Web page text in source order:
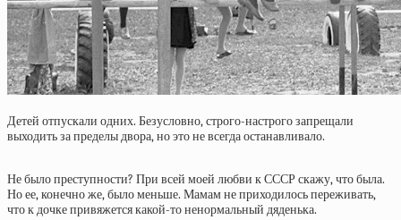
Детей отпускали одних. Безусловно, строго-настрого запрещали
выходить за пределы двора, но это не всегда останавливало.
Не было преступности? При всей моей любви к СССР скажу, что была.
Но ее, конечно же, было меньше. Мамам не приходилось переживать,
что к дочке привяжется какой-то ненормальный дяденька.